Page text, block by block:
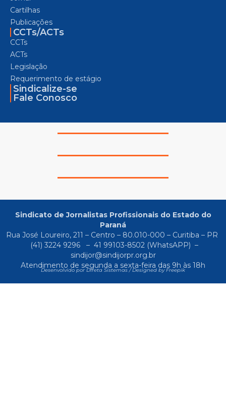
Cartilhas
Publicações
CCTs/ACTs
CCTs
ACTs
Legislação
Requerimento de estágio
Sindicalize-se
Fale Conosco
Sindicato de Jornalistas Profissionais do Estado do
Paraná
Rua José Loureiro, 211 – Centro – 80.010-000 – Curitiba – PR
(41) 3224 9296
– 41 99103-8502(WhatsAPP) –
sindijor@sindijorpr.org.br
Atendimento de segunda a sexta-feira das 9h às 18h
Desenvolvido por Direta Sistemas /Designed by Freepik